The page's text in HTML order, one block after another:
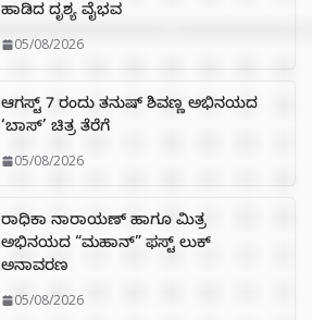
ಹಾಡಿದ ದೃಶ್ಯ ವೈಭವ
05/08/2026
ಆಗಸ್ಟ್ 7 ರಂದು ತನುಷ್ ಶಿವಣ್ಣ ಅಭಿನಯದ
‘ಬಾಸ್’ ಚಿತ್ರ ತೆರೆಗೆ
05/08/2026
ರಾಧಿಕಾ ನಾರಾಯಣ್ ಹಾಗೂ ಮಿತ್ರ
ಅಭಿನಯದ “ಮಹಾನ್” ಫಸ್ಟ್ ಲುಕ್
ಅನಾವರಣ
05/08/2026